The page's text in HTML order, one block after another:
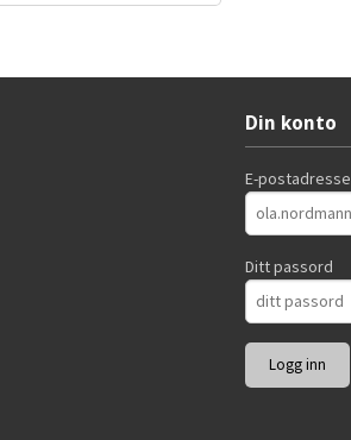
Din konto
E-postadresse
Ditt passord